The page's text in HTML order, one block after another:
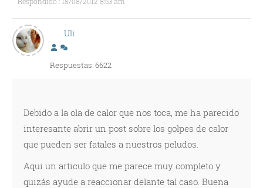
Uli
Respuestas: 6622
Debido a la ola de calor que nos toca, me ha parecido
interesante abrir un post sobre los golpes de calor
que pueden ser fatales a nuestros peludos.
Aqui un articulo que me parece muy completo y
quizás ayude a reaccionar delante tal caso. Buena